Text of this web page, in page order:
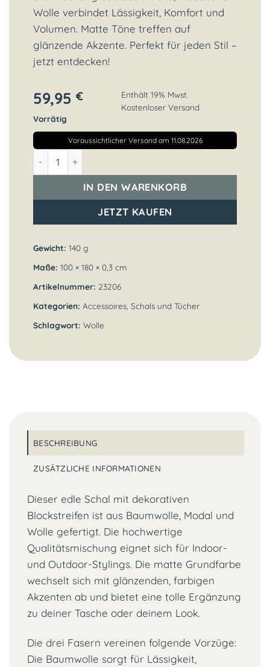
Wolle verbindet Lässigkeit, Komfort und
Volumen. Matte Töne treffen auf
glänzende Akzente. Perfekt für jeden Stil –
jetzt entdecken!
59,95 €
Enthält 19% Mwst.
Kostenloser Versand
Vorrätig
Voraussichtlicher Versand am 11.08.2026
IN DEN WARENKORB
JETZT KAUFEN
Gewicht: 140 g
Maße: 100 × 180 × 0,3 cm
Artikelnummer: 23206
Kategorien: Accessoires Schals und Tücher
Schlagwort: Wolle
BESCHREIBUNG
ZUSÄTZLICHE INFORMATIONEN
Dieser edle Schal mit dekorativen
Blockstreifen ist aus Baumwolle, Modal und
Wolle gefertigt. Die hochwertige
Qualitätsmischung eignet sich für Indoor-
und Outdoor-Stylings. Die matte Grundfarbe
wechselt sich mit glänzenden, farbigen
Akzenten ab und bietet eine tolle Ergänzung
zu deiner Tasche oder deinem Look.
Die drei Fasern vereinen folgende Vorzüge:
Die Baumwolle sorgt für Lässigkeit,